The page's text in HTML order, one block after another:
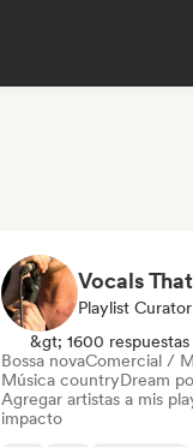
Playlist Curator
&gt; 1600 respuestas
Bossa novaComercial /
Música countryDream
Agregar artistas a mis
impacto